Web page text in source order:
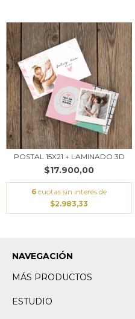
POSTAL 15X21 + LAMINADO 3D
$17.900,00
6 cuotas sin interés de
$2.983,33
NAVEGACIÓN
MÁS PRODUCTOS
ESTUDIO